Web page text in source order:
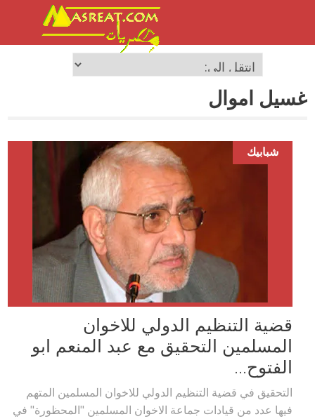
غسيل اموال
شبابيك
قضية التنظيم الدولي للاخوان
المسلمين التحقيق مع عبد المنعم ابو
الفتوح...
التحقيق في قضية التنظيم الدولي للاخوان المسلمين المتهم
فيها عدد من قيادات جماعة الاخوان المسلمين "المحظورة" في